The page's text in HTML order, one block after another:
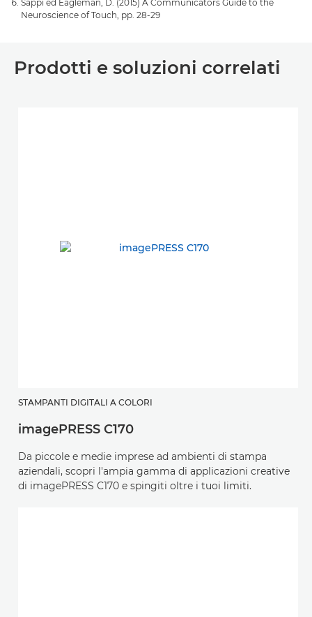
Sappi ed Eagleman, D. (2015) A Communicators Guide to the
Neuroscience of Touch, pp. 28-29
Prodotti e soluzioni correlati
STAMPANTI DIGITALI A COLORI
imagePRESS C170
Da piccole e medie imprese ad ambienti di stampa
aziendali, scopri l'ampia gamma di applicazioni creative
di imagePRESS C170 e spingiti oltre i tuoi limiti.